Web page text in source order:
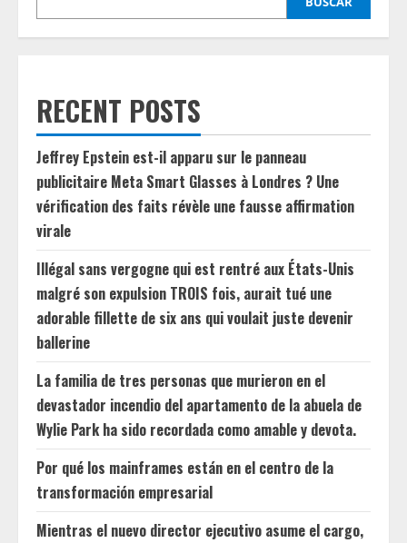
RECENT POSTS
Jeffrey Epstein est-il apparu sur le panneau
publicitaire Meta Smart Glasses à Londres ? Une
vérification des faits révèle une fausse affirmation
virale
Illégal sans vergogne qui est rentré aux États-Unis
malgré son expulsion TROIS fois, aurait tué une
adorable fillette de six ans qui voulait juste devenir
ballerine
La familia de tres personas que murieron en el
devastador incendio del apartamento de la abuela de
Wylie Park ha sido recordada como amable y devota.
Por qué los mainframes están en el centro de la
transformación empresarial
Mientras el nuevo director ejecutivo asume el cargo,